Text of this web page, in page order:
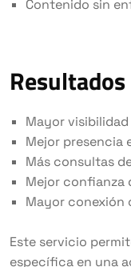
Contenido sin
Mayor
Mejor presencia
Más consultas
Mejor confianza
Mayor conexión
Este servicio
específica en una